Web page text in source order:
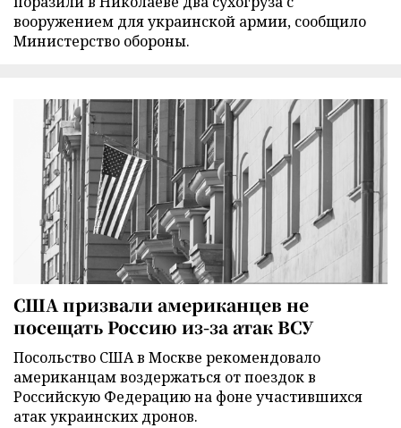
вооружением для украинской армии, сообщило
Министерство обороны.
США призвали американцев не
посещать Россию из-за атак ВСУ
Посольство США в Москве рекомендовало
американцам воздержаться от поездок в
Российскую Федерацию на фоне участившихся
атак украинских дронов.